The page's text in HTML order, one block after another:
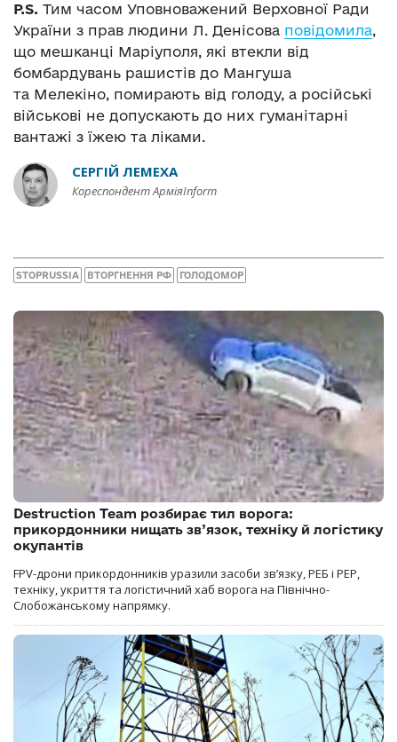
P.S. Тим часом Уповноважений Верховної Ради
України з прав людини Л. Денісова повідомила,
що мешканці Маріуполя, які втекли від
бомбардувань рашистів до Мангуша
та Мелекіно, помирають від голоду, а російські
військові не допускають до них гуманітарні
вантажі з їжею та ліками.
СЕРГІЙ ЛЕМЕХА
Кореспондент АрміяInform
STOPRUSSIA ВТОРГНЕННЯ РФ ГОЛОДОМОР
Destruction Team розбирає тил ворога:
прикордонники нищать зв’язок, техніку й логістику
окупантів
FPV-дрони прикордонників уразили засоби зв’язку, РЕБ і РЕР,
техніку, укриття та логістичний хаб ворога на Північно-
Слобожанському напрямку.